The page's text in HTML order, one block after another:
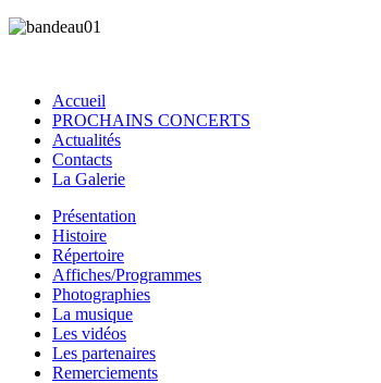
Accueil
PROCHAINS CONCERTS
Actualités
Contacts
La Galerie
Présentation
Histoire
Répertoire
Affiches/Programmes
Photographies
La musique
Les vidéos
Les partenaires
Remerciements